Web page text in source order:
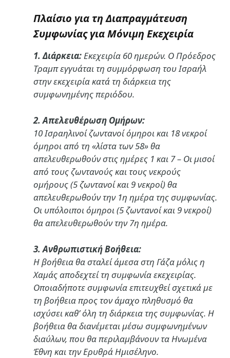
Πλαίσιο για τη Διαπραγμάτευση
Συμφωνίας για Μόνιμη Εκεχειρία
1. Διάρκεια:Εκεχειρία 60 ημερών. Ο Πρόεδρος
Τραμπ εγγυάται τη συμμόρφωση του Ισραήλ
στην εκεχειρία κατά τη διάρκεια της
συμφωνημένης περιόδου.
2. Απελευθέρωση Ομήρων:
10 Ισραηλινοί ζωντανοί όμηροι και 18 νεκροί
όμηροι από τη «λίστα των 58» θα
απελευθερωθούν στις ημέρες 1 και 7 – Οι μισοί
από τους ζωντανούς και τους νεκρούς
ομήρους (5 ζωντανοί και 9 νεκροί) θα
απελευθερωθούν την 1η ημέρα της συμφωνίας.
Οι υπόλοιποι όμηροι (5 ζωντανοί και 9 νεκροί)
θα απελευθερωθούν την 7η ημέρα.
3. Ανθρωπιστική Βοήθεια:
Η βοήθεια θα σταλεί άμεσα στη Γάζα μόλις η
Χαμάς αποδεχτεί τη συμφωνία εκεχειρίας.
Οποιαδήποτε συμφωνία επιτευχθεί σχετικά με
τη βοήθεια προς τον άμαχο πληθυσμό θα
ισχύσει καθ’ όλη τη διάρκεια της συμφωνίας. Η
βοήθεια θα διανέμεται μέσω συμφωνημένων
διαύλων, που θα περιλαμβάνουν τα Ηνωμένα
Έθνη και την Ερυθρά Ημισέληνο.